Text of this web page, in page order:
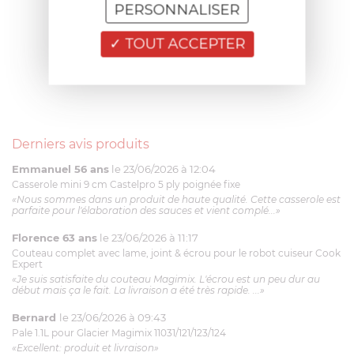
Derniers avis produits
Emmanuel 56 ans le 23/06/2026 à 12:04
Casserole mini 9 cm Castelpro 5 ply poignée fixe
«Nous sommes dans un produit de haute qualité. Cette casserole est
parfaite pour l'élaboration des sauces et vient complé...»
Florence 63 ans le 23/06/2026 à 11:17
Couteau complet avec lame, joint & écrou pour le robot cuiseur Cook
Expert
«Je suis satisfaite du couteau Magimix. L'écrou est un peu dur au
début mais ça le fait. La livraison a été très rapide. ...»
Bernard le 23/06/2026 à 09:43
Pale 1.1L pour Glacier Magimix 11031/121/123/124
«Excellent: produit et livraison»
TOUT ACCEPTER
PERSONNALISER